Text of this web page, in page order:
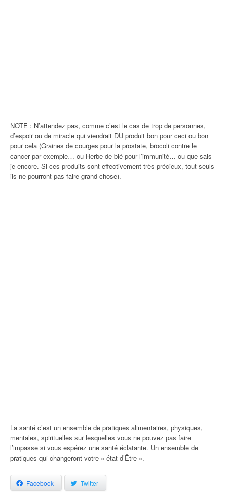
NOTE : N’attendez pas, comme c’est le cas de trop de personnes,
d’espoir ou de miracle qui viendrait DU produit bon pour ceci ou bon
pour cela (Graines de courges pour la prostate, brocoli contre le
cancer par exemple… ou Herbe de blé pour l’immunité… ou que sais-
je encore. Si ces produits sont effectivement très précieux, tout seuls
ils ne pourront pas faire grand-chose).
La santé c’est un ensemble de pratiques alimentaires, physiques,
mentales, spirituelles sur lesquelles vous ne pouvez pas faire
l’impasse si vous espérez une santé éclatante. Un ensemble de
pratiques qui changeront votre « état d’Être ».
Facebook Twitter